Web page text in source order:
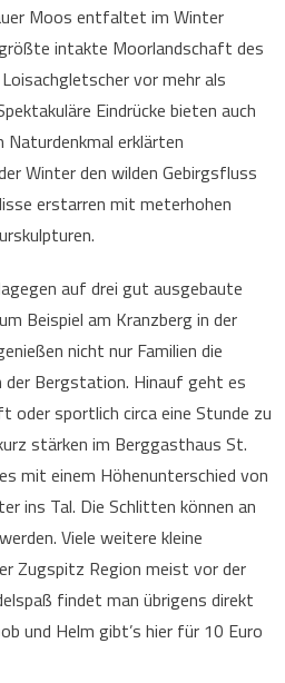
Moos entfaltet im Winter
intakte Moorlandschaft des
vor mehr als
Eindrücke bieten auch
erklärten
Winter den wilden Gebirgsfluss
erstarren mit meterhohen
auf drei gut ausgebaute
Beispiel am Kranzberg in der
nicht nur Familien die
Bergstation. Hinauf geht es
oder sportlich circa eine Stunde zu
stärken im Berggasthaus St.
mit einem Höhenunterschied von
ins Tal. Die Schlitten können an
Viele weitere kleine
Zugspitz Region meist vor der
findet man übrigens direkt
und Helm gibt’s hier für 10 Euro